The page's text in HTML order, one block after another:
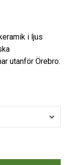
i ljus
utanför Örebro.